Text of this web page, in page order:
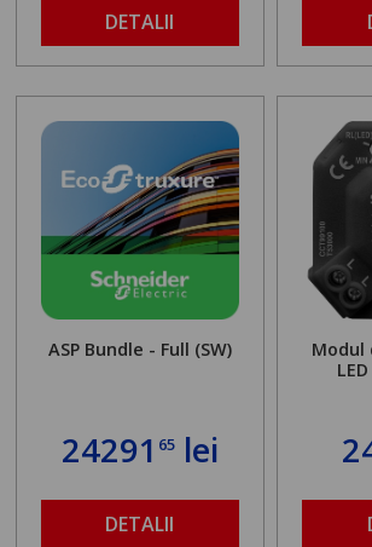
DETALII
ASP Bundle - Full (SW)
24291 65lei
DETALII
Modul